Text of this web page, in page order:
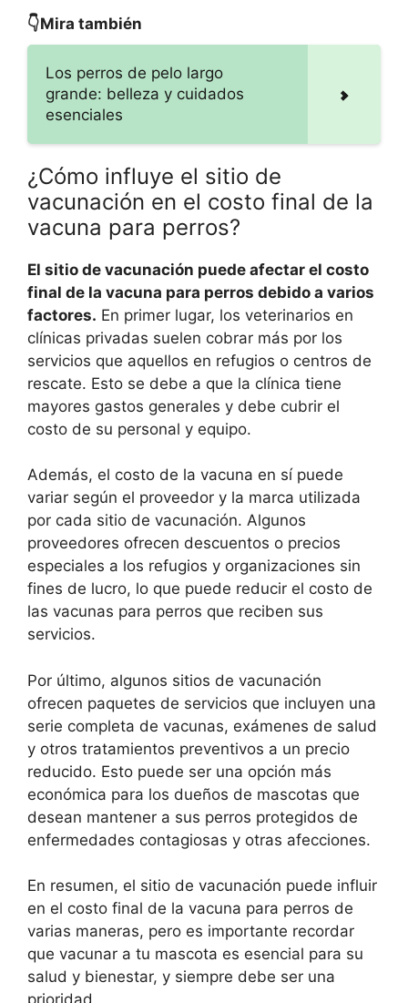
👇Mira también
Los perros de pelo largo
grande: belleza y cuidados
esenciales
¿Cómo influye el sitio de
vacunación en el costo final de la
vacuna para perros?
El sitio de vacunación puede afectar el costo
final de la vacuna para perros debido a varios
factores. En primer lugar, los veterinarios en
clínicas privadas suelen cobrar más por los
servicios que aquellos en refugios o centros de
rescate. Esto se debe a que la clínica tiene
mayores gastos generales y debe cubrir el
costo de su personal y equipo.
Además, el costo de la vacuna en sí puede
variar según el proveedor y la marca utilizada
por cada sitio de vacunación. Algunos
proveedores ofrecen descuentos o precios
especiales a los refugios y organizaciones sin
fines de lucro, lo que puede reducir el costo de
las vacunas para perros que reciben sus
servicios.
Por último, algunos sitios de vacunación
ofrecen paquetes de servicios que incluyen una
serie completa de vacunas, exámenes de salud
y otros tratamientos preventivos a un precio
reducido. Esto puede ser una opción más
económica para los dueños de mascotas que
desean mantener a sus perros protegidos de
enfermedades contagiosas y otras afecciones.
En resumen, el sitio de vacunación puede influir
en el costo final de la vacuna para perros de
varias maneras, pero es importante recordar
que vacunar a tu mascota es esencial para su
salud y bienestar, y siempre debe ser una